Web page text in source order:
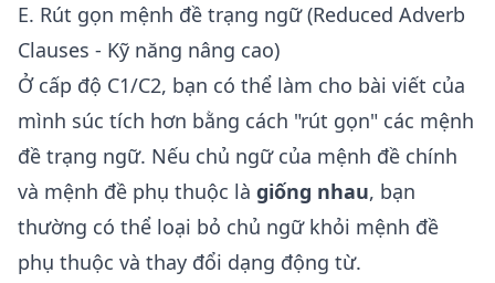
E. Rút gọn mệnh đề trạng ngữ (Reduced Adverb
Clauses - Kỹ năng nâng cao)
Ở cấp độ C1/C2, bạn có thể làm cho bài viết của
mình súc tích hơn bằng cách "rút gọn" các mệnh
đề trạng ngữ. Nếu chủ ngữ của mệnh đề chính
và mệnh đề phụ thuộc là giống nhau, bạn
thường có thể loại bỏ chủ ngữ khỏi mệnh đề
phụ thuộc và thay đổi dạng động từ.